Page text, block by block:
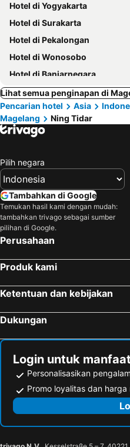
Hotel di Yogyakarta
Hotel di Surakarta
Hotel di Pekalongan
Hotel di Wonosobo
Hotel di Banjarnegara
Lihat semua penginapan di
Pencarian hotel
Asia
Magelang
Ning Tidar
Pilih negara
Tambahkan di Google
Temukan hasil kami dengan mudah:
tambahkan trivago sebagai sumber
pilihan di Google.
Perusahaan
Produk kami
Ketentuan dan kebijakan
Dukungan
Login untuk
Personalisasikan
Promo loyalitas dan harga